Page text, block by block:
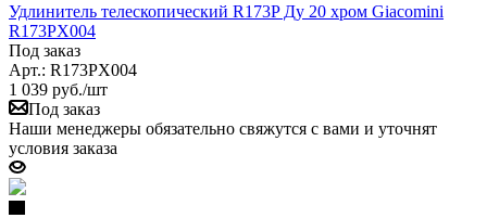
Удлинитель телескопический R173P Ду 20 хром Giacomini
R173PX004
Под заказ
Арт.: R173PX004
1 039 руб./шт
Под заказ
Наши менеджеры обязательно свяжутся с вами и уточнят
условия заказа